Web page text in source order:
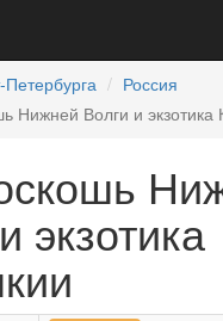
Россия
Нижней Волги и экзотика
экзотика